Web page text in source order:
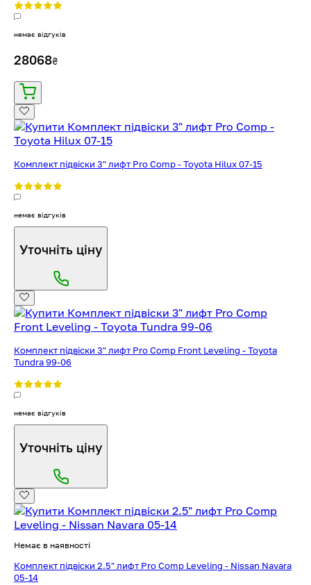
немає відгуків
28068₴
Комплект підвіски 3" лифт Pro Comp - Toyota Hilux 07-15
немає відгуків
Уточніть ціну
Комплект підвіски 3" лифт Pro Comp Front Leveling - Toyota
Tundra 99-06
немає відгуків
Уточніть ціну
Немає в наявності
Комплект підвіски 2.5" лифт Pro Comp Leveling - Nissan Navara
05-14